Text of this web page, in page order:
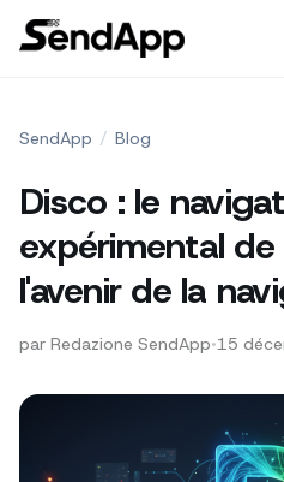
SendApp / Blog
Disco : le
expérimental
l'avenir de la
par Redazione SendApp•15